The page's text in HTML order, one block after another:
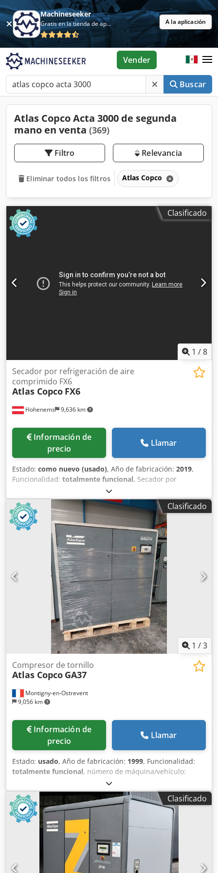
Machineseeker
Gratis en la tienda de aplicaciones A la aplicación
Buscar
Vender
Atlas Copco Acta 3000 de segunda
mano en venta (369)
Filtro Relevancia
Eliminar todos los filtros Atlas Copco
Clasificado
1 /8
Hohenems 9,636 km
Secador por refrigeración de aire
comprimido FX6
Atlas Copco FX6
Información de
precio
Llamar
Estado: como nuevo (usado), Año de fabricación: 2019,
Funcionalidad: totalmente funcional, Secador por
refrigeración Atlas Copco FX6, usado 2,34 m³/min
Crsdpozrtbisfx Al Tsf 14 bares Año de fabricación: 2019
Clasificado
1 /3
Montigny-en-Ostrevent
9,056 km
Compresor de tornillo
Atlas Copco GA37
Información de
precio
Llamar
Estado: usado, Año de fabricación: 1999, Funcionalidad:
totalmente funcional, número de máquina/vehículo:
37 kW (50.31 CV)
funcionamiento:7 bar, Equipamiento:compresor, placa
de características disponible, sistema de aire
comprimido, El compresor lubricado Atlas Copco GA37 es
una máquina potente y fiable, diseñada para ofrecer un
rendimiento óptimo en diversos entornos industriales.
Este modelo de segunda mano, con una potencia de 37
kW, es capaz de funcionar a una presión de 7,5 bares, lo
que lo hace ideal para aplicaciones que requieren una
Clasificado